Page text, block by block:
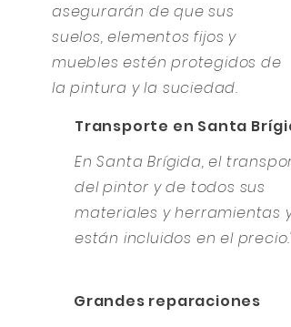
asegurarán de que sus
suelos, elementos fijos y
muebles estén protegidos de
la pintura y la suciedad.
Transporte en Santa
En Santa Brígida, el
del pintor y de todos sus
materiales y herramientas
están incluidos en el precio."
Grandes reparaciones